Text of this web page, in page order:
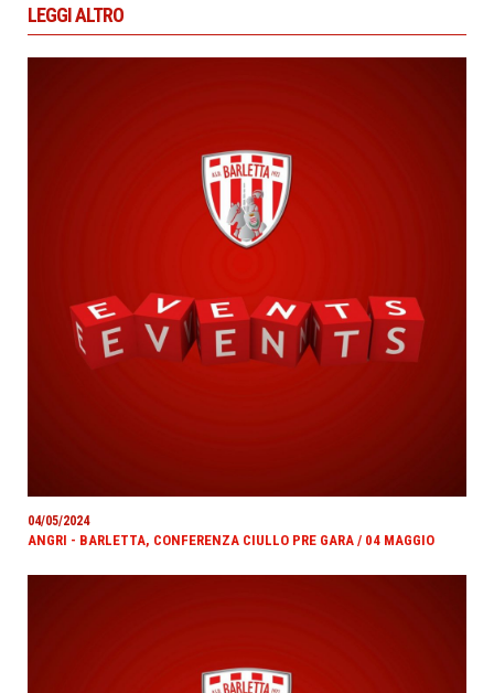
LEGGI ALTRO
04/05/2024
ANGRI - BARLETTA, CONFERENZA CIULLO PRE GARA / 04 MAGGIO